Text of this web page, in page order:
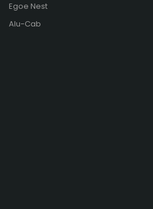
Egoe Nest
Alu-Cab